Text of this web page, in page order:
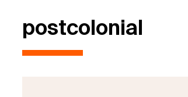
postcolonial